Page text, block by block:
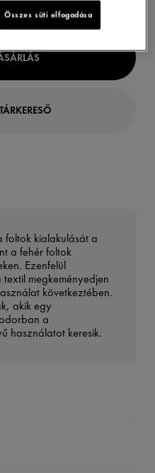
kialakulását a
a fehér foltok
Ezenfelül
megkeményedjen
következtében.
akik egy
a
használatot keresik.
Összes süti elfogadása